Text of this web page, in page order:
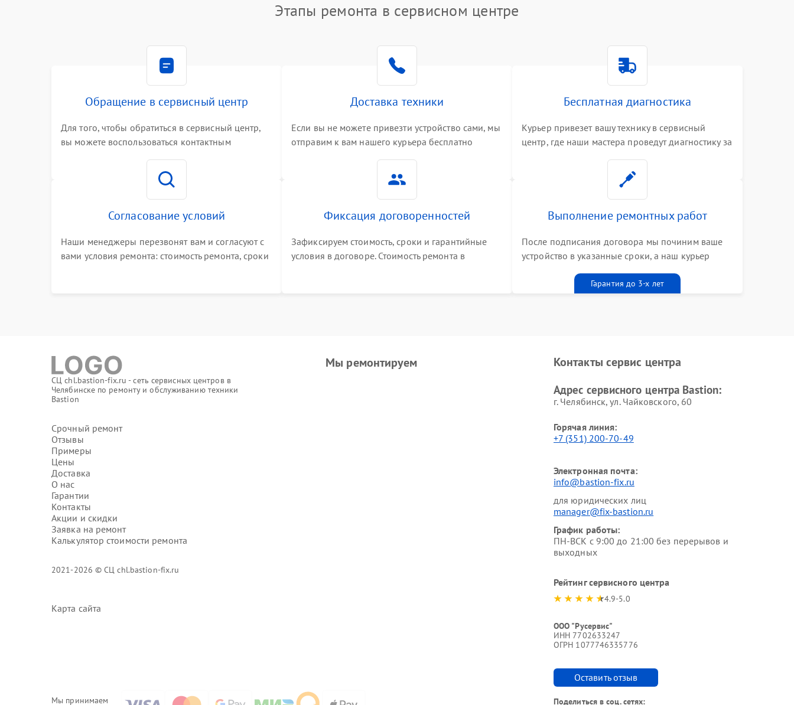
Этапы ремонта в сервисном центре
Обращение в сервисный центр
Для того, чтобы обратиться в сервисный центр,
вы можете воспользоваться контактным
номер телефона на сайте
Доставка техники
Если вы не можете привезти устройство сами, мы
отправим к вам нашего курьера бесплатно
Бесплатная диагностика
Курьер привезет вашу технику в сервисный
центр, где наши мастера проведут диагностику за
Согласование условий
Наши менеджеры перезвонят вам и согласуют с
вами условия ремонта: стоимость ремонта, сроки
Фиксация договоренностей
Зафиксируем стоимость, сроки и гарантийные
условия в договоре. Стоимость ремонта в
Выполнение ремонтных работ
После подписания договора мы починим ваше
устройство в указанные сроки, а наш курьер
талоном бесплатноГарантия до 3-х лет
СЦ chl.bastion-fix.ru - сеть сервисных центров в
Челябинске по ремонту и обслуживанию техники
Bastion
Срочный ремонт
Отзывы
Примеры
Цены
Доставка
О нас
Гарантии
Контакты
Акции и скидки
Заявка на ремонт
Калькулятор стоимости ремонта
2021-2026 © СЦ chl.bastion-fix.ru
Карта сайта
Мы принимаем
Мы ремонтируем Контакты сервис центра
Адрес сервисного центра Bastion:
г. Челябинск, ул. Чайковского, 60
Горячая линия:
+7 (351) 200-70-49
Электронная почта:
info@bastion-fix.ru
для юридических лиц
manager@fix-bastion.ru
График работы:
ПН-ВСК с 9:00 до 21:00 без перерывов и
выходных
Рейтинг сервисного центра
4.9-5.0
ООО "Русервис"
ИНН 7702633247
ОГРН 1077746335776
Оставить отзыв
Поделиться в соц. сетях: